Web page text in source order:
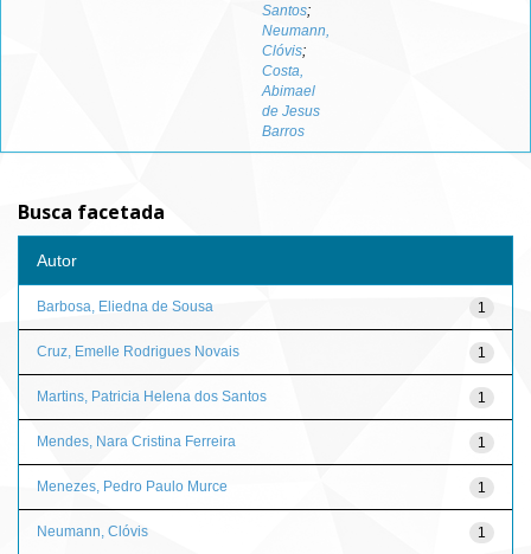
Santos;
Neumann,
Clóvis;
Costa,
Abimael
de Jesus
Barros
Busca facetada
Autor
1
Barbosa, Eliedna de Sousa
1
Cruz, Emelle Rodrigues Novais
1
Martins, Patricia Helena dos Santos
1
Mendes, Nara Cristina Ferreira
1
Menezes, Pedro Paulo Murce
1
Neumann, Clóvis